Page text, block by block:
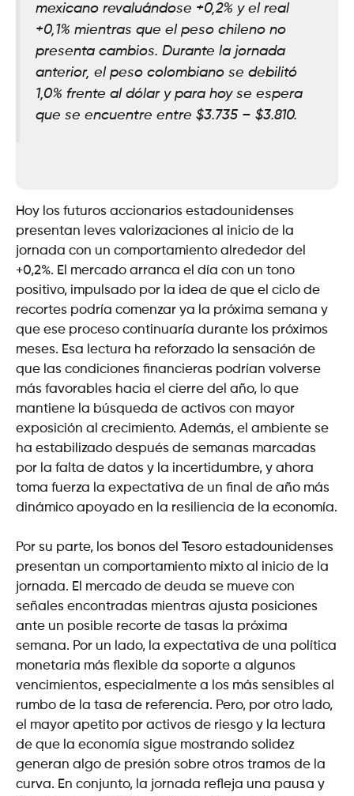
mexicano revaluándose +0,2% y el real
+0,1% mientras que el peso chileno no
presenta cambios. Durante la jornada
anterior, el peso colombiano se debilitó
1,0% frente al dólar y para hoy se espera
que se encuentre entre $3.735 – $3.810.
Hoy los futuros accionarios estadounidenses
presentan leves valorizaciones al inicio de la
jornada con un comportamiento alrededor del
+0,2%. El mercado arranca el día con un tono
positivo, impulsado por la idea de que el ciclo de
recortes podría comenzar ya la próxima semana y
que ese proceso continuaría durante los próximos
meses. Esa lectura ha reforzado la sensación de
que las condiciones financieras podrían volverse
más favorables hacia el cierre del año, lo que
mantiene la búsqueda de activos con mayor
exposición al crecimiento. Además, el ambiente se
ha estabilizado después de semanas marcadas
por la falta de datos y la incertidumbre, y ahora
toma fuerza la expectativa de un final de año más
dinámico apoyado en la resiliencia de la economía.
Por su parte, los bonos del Tesoro estadounidenses
presentan un comportamiento mixto al inicio de la
jornada. El mercado de deuda se mueve con
señales encontradas mientras ajusta posiciones
ante un posible recorte de tasas la próxima
semana. Por un lado, la expectativa de una política
monetaria más flexible da soporte a algunos
vencimientos, especialmente a los más sensibles al
rumbo de la tasa de referencia. Pero, por otro lado,
el mayor apetito por activos de riesgo y la lectura
de que la economía sigue mostrando solidez
generan algo de presión sobre otros tramos de la
curva. En conjunto, la jornada refleja una pausa y